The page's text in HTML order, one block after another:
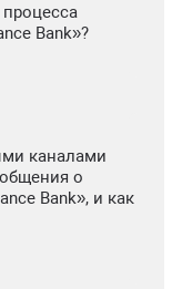
Bank»?
каналами
о
Bank», и как